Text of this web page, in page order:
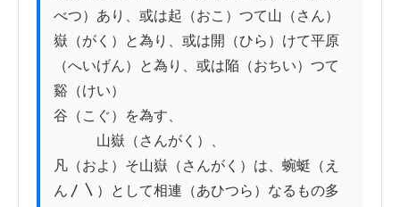
べつ）あり、或は起（おこ）つて山（さん）
嶽（がく）と為り、或は開（ひら）けて平原
（へいげん）と為り、或は陥（おちい）つて
谿（けい）
谷（こぐ）を為す、
山嶽（さんがく）、
凡（およ）そ山嶽（さんがく）は、蜿蜓（え
ん〳〵）として相連（あひつら）なるもの多